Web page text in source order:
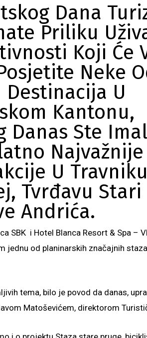
Dana
Priliku
Koji Će
Neke
U
Kantonu,
Danas Ste
Najvažnije
U
Tvrđavu Stari
Andrića.
SBK i Hotel Blanca Resort & Spa –
jednu od planinarskih značajnih
tema, bilo je povod da danas,
Matoševićem, direktorom